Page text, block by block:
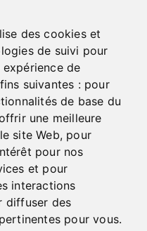
des cookies et
de suivi pour
de
suivantes : pour
de base du
une meilleure
site Web, pour
pour nos
et pour
interactions
diffuser des
pour vous.
aux
POLITIQUE LINGUISTIQUE
RÉALISATION DU SITE
REMERCIEMENTS